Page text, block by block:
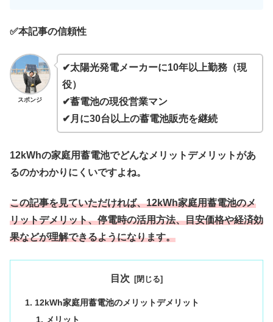
✅本記事の信頼性
スポンジ
✔太陽光発電メーカーに10年以上勤務（現
役）
✔蓄電池の現役営業マン
✔月に30台以上の蓄電池販売を継続
12kWhの家庭用蓄電池でどんなメリットデメリットがあ
るのかわかりにくいですよね。
この記事を見ていただければ、12kWh家庭用蓄電池のメ
リットデメリット、停電時の活用方法、目安価格や経済効
果などが理解できるようになります。
目次
12kWh家庭用蓄電池のメリットデメリット
メリット